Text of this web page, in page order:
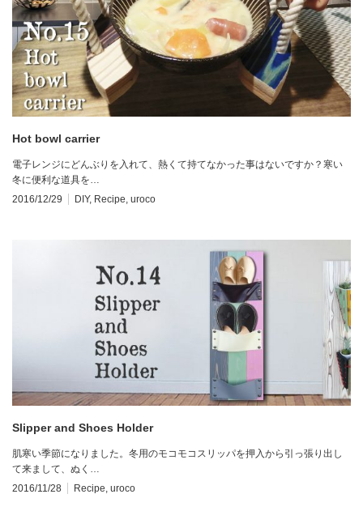
Hot bowl carrier
電子レンジにどんぶりを入れて、熱くて持てなかった事はないですか？寒い
冬に便利な道具を…
2016/12/29
DIY, Recipe uroco
Slipper and Shoes Holder
肌寒い季節になりました。冬用のモコモコスリッパを押入から引っ張り出し
て来まして、ぬく…
2016/11/28
Recipe uroco